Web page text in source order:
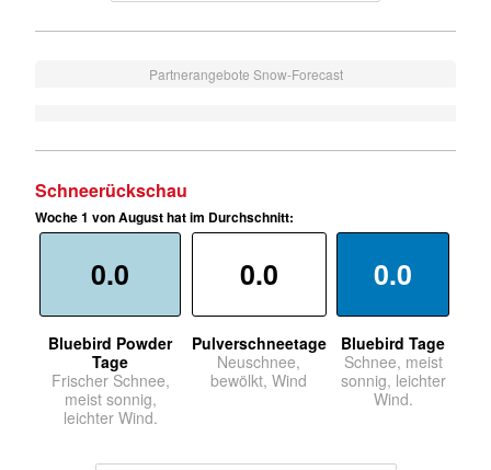
Partnerangebote Snow-Forecast
Schneerückschau
Woche 1 von August hat im Durchschnitt:
0.0
Bluebird Powder
Tage
Frischer Schnee,
meist sonnig,
leichter Wind.
0.0
Pulverschneetage
Neuschnee,
bewölkt, Wind
0.0
Bluebird Tage
Schnee, meist
sonnig, leichter
Wind.